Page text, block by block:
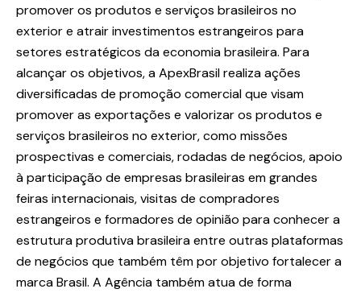
promover os produtos e serviços brasileiros no
exterior e atrair investimentos estrangeiros para
setores estratégicos da economia brasileira. Para
alcançar os objetivos, a ApexBrasil realiza ações
diversificadas de promoção comercial que visam
promover as exportações e valorizar os produtos e
serviços brasileiros no exterior, como missões
prospectivas e comerciais, rodadas de negócios, apoio
à participação de empresas brasileiras em grandes
feiras internacionais, visitas de compradores
estrangeiros e formadores de opinião para conhecer a
estrutura produtiva brasileira entre outras plataformas
de negócios que também têm por objetivo fortalecer a
marca Brasil. A Agência também atua de forma